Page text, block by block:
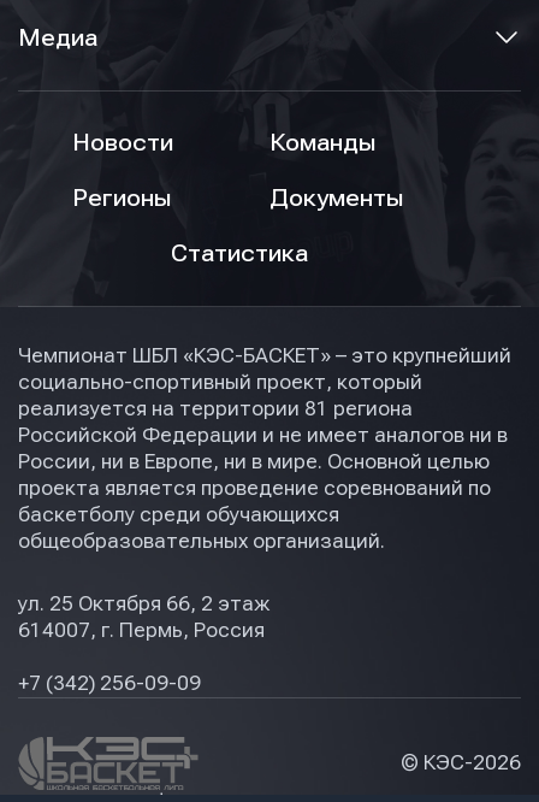
Медиа
Новости
Команды
Регионы
Документы
Статистика
Чемпионат ШБЛ «КЭС-БАСКЕТ» – это крупнейший
социально-спортивный проект, который
реализуется на территории 81 региона
Российской Федерации и не имеет аналогов ни в
России, ни в Европе, ни в мире. Основной целью
проекта является проведение соревнований по
баскетболу среди обучающихся
общеобразовательных организаций.
ул. 25 Октября 66, 2 этаж
614007, г. Пермь, Россия
+7 (342) 256-09-09
© КЭС-2026